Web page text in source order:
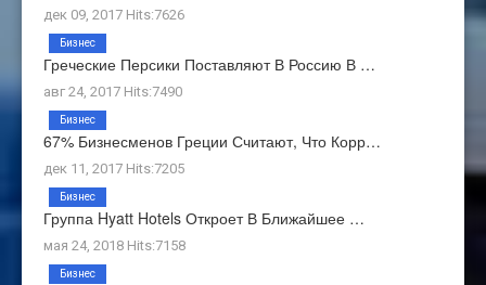
дек 09, 2017 Hits:7626
Греческие Персики Поставляют В Россию В …
авг 24, 2017 Hits:7490
Бизнес
67% Бизнесменов Греции Считают, Что Корр…
дек 11, 2017 Hits:7205
Бизнес
Группа Hyatt Hotels Откроет В Ближайшее …
мая 24, 2018 Hits:7158
Бизнес
Бизнес